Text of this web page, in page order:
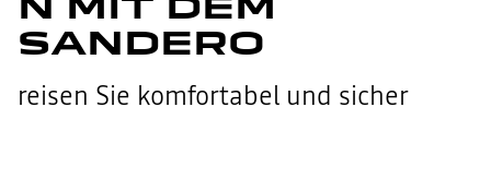
SANDERO
reisen Sie komfortabel und sicher